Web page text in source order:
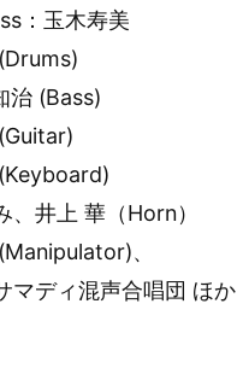
：玉木寿美
治 (Bass)
、井上 華（Horn）
、
マディ混声合唱団 ほか